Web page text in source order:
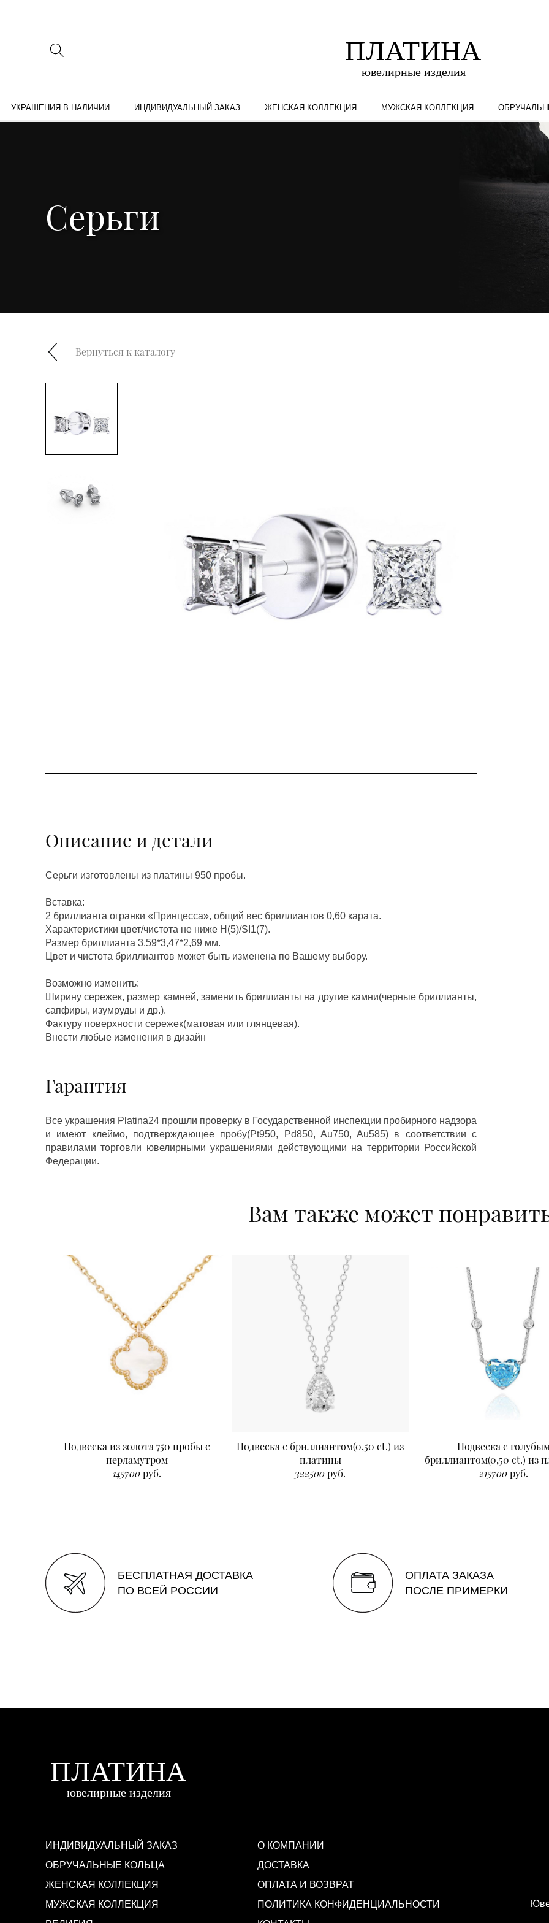
УКРАШЕНИЯ В НАЛИЧИИ ИНДИВИДУАЛЬНЫЙ ЗАКАЗ ЖЕНСКАЯ КОЛЛЕКЦИЯ МУЖСКАЯ КОЛЛЕКЦИЯ
Серьги
Вернуться к каталогу
Описание и детали
Серьги изготовлены из платины 950 пробы.
Вставка:
2 бриллианта огранки «Принцесса», общий вес бриллиантов 0,60 карата.
Характеристики цвет/чистота не ниже H(5)/SI1(7).
Размер бриллианта 3,59*3,47*2,69 мм.
Цвет и чистота бриллиантов может быть изменена по Вашему выбору.
Возможно изменить:
Ширину сережек, размер камней, заменить бриллианты на другие камни(черные бриллианты,
сапфиры, изумруды и др.).
Фактуру поверхности сережек(матовая или глянцевая).
Внести любые изменения в дизайн
Гарантия
Все украшения Platina24 прошли проверку в Государственной инспекции пробирного надзора
и имеют клеймо, подтверждающее пробу(Pt950, Pd850, Au750, Au585) в соответствии с
правилами торговли ювелирными украшениями действующими на территории Российской
Федерации.
Вам также может
Подвеска из золота 750 пробы с
перламутром
145700руб.
Подвеска с бриллиантом(0,50 ct.) из
платины
322500руб.
Подвеска с
бриллиантом(0,50 ct.) из
215700руб.
БЕСПЛАТНАЯ ДОСТАВКА
ПО ВСЕЙ РОССИИ
ОПЛАТА ЗАКАЗА
ПОСЛЕ ПРИМЕРКИ
ИНДИВИДУАЛЬНЫЙ ЗАКАЗ
ОБРУЧАЛЬНЫЕ КОЛЬЦА
ЖЕНСКАЯ КОЛЛЕКЦИЯ
МУЖСКАЯ КОЛЛЕКЦИЯ
О КОМПАНИИ
ДОСТАВКА
ОПЛАТА И ВОЗВРАТ
ПОЛИТИКА КОНФИДЕНЦИАЛЬНОСТИ